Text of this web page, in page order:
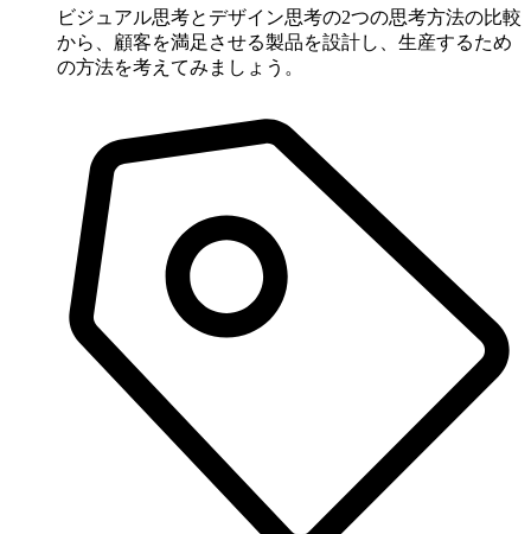
ビジュアル思考とデザイン思考の2つの思考方法の比較
から、顧客を満足させる製品を設計し、生産するため
の方法を考えてみましょう。